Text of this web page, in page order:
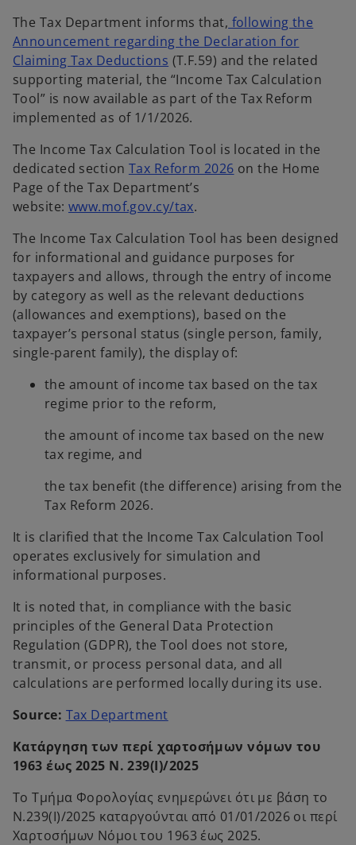
n
a
n
e
w
t
b
The Tax Department informs that, following the
Announcement regarding the Declaration for
Claiming Tax Deductions o
p
e
n
i
n
a
n
w
(T.F.59) and the related
supporting material, the “Income Tax Calculation
Tool” is now available as part of the Tax Reform
implemented as of 1/1/2026.
The Income Tax Calculation Tool is located in the
dedicated section Tax Reform 2026o
s
n
a
n
e
w
on the Home
Page of the Tax Department’s
website: www.mof.gov.cy/taxo
e
n
s
i
n
a
n
a
.
The Income Tax Calculation Tool has been designed
for informational and guidance purposes for
taxpayers and allows, through the entry of income
by category as well as the relevant deductions
(allowances and exemptions), based on the
taxpayer’s personal status (single person, family,
single-parent family), the display of:
the amount of income tax based on the tax
regime prior to the reform,
the amount of income tax based on the new
tax regime, and
the tax benefit (the difference) arising from the
Tax Reform 2026.
It is clarified that the Income Tax Calculation Tool
operates exclusively for simulation and
informational purposes.
It is noted that, in compliance with the basic
principles of the General Data Protection
Regulation (GDPR), the Tool does not store,
transmit, or process personal data, and all
calculations are performed locally during its use.
Source: Tax Departmento
e
n
n
Κατάργηση των περί χαρτοσήμων νόμων του
1963 έως 2025 Ν. 239(Ι)/2025
Το Τμήμα Φορολογίας ενημερώνει ότι με βάση το
Ν.239(Ι)/2025 καταργούνται από 01/01/2026 οι περί
Χαρτοσήμων Νόμοι του 1963 έως 2025.